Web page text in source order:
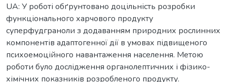
UA: У роботі обґрунтовано доцільність розробки
функціонального харчового продукту
суперфудграноли з додаванням природних рослинних
компонентів адаптогенної дії в умовах підвищеного
психоемоційного навантаження населення. Метою
роботи було дослідження органолептичних і фізико-
хімічних показників розробленого продукту.